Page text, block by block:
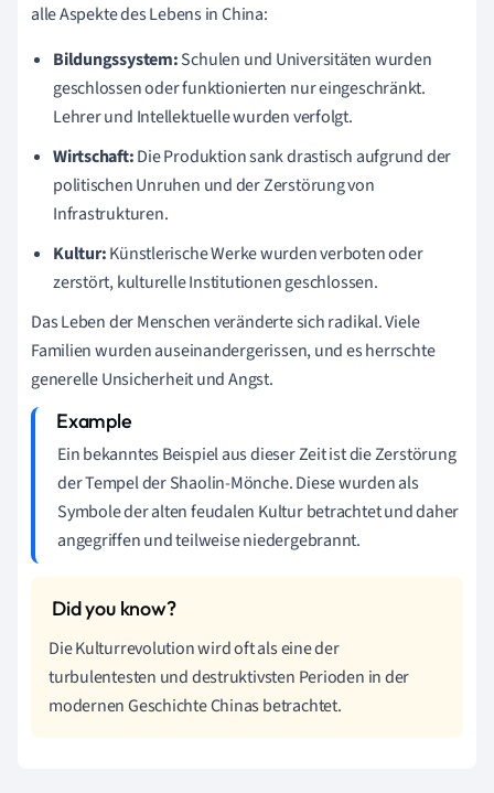
alle Aspekte des Lebens in China:
Bildungssystem:Schulen und Universitäten wurden
geschlossen oder funktionierten nur eingeschränkt.
Lehrer und Intellektuelle wurden verfolgt.
Wirtschaft:Die Produktion sank drastisch aufgrund der
politischen Unruhen und der Zerstörung von
Infrastrukturen.
Kultur:Künstlerische Werke wurden verboten oder
zerstört, kulturelle Institutionen geschlossen.
Das Leben der Menschen veränderte sich radikal. Viele
Familien wurden auseinandergerissen, und es herrschte
generelle Unsicherheit und Angst.
Ein bekanntes Beispiel aus dieser Zeit ist die Zerstörung
der Tempel der Shaolin-Mönche. Diese wurden als
Symbole der alten feudalen Kultur betrachtet und daher
angegriffen und teilweise niedergebrannt.
Die Kulturrevolution wird oft als eine der
turbulentesten und destruktivsten Perioden in der
modernen Geschichte Chinas betrachtet.